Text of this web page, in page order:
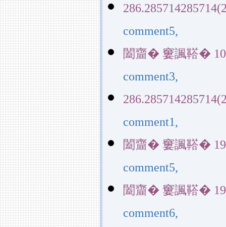
comment5,
闔齏� 窶諷鞳�
comment3,
comment1,
闔齏� 窶諷鞳�
comment5,
闔齏� 窶諷鞳�
comment6,